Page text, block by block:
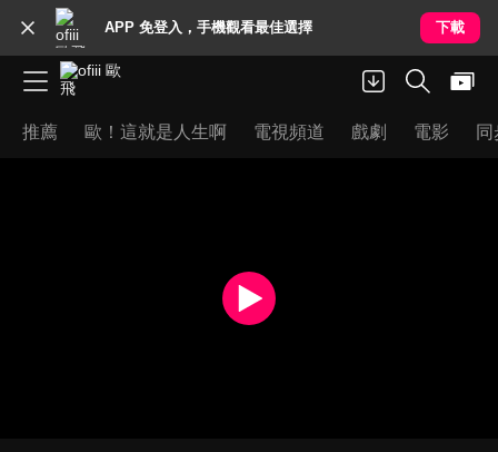
APP 免登入，手機觀看最佳選擇 下載
推薦 歐！這就是人生啊 電視頻道 戲劇 電影